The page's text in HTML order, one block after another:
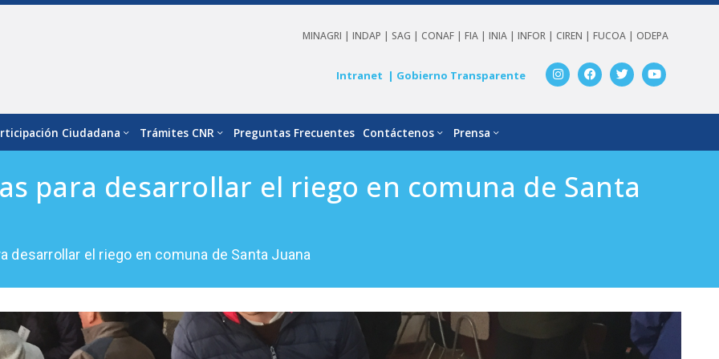
MINAGRI |INDAP | SAG | CONAF |FIA |INIA |INFOR | CIREN |FUCOA | ODEPA
Intranet | Gobierno Transparente
Ciudadana Trámites CNR Preguntas Frecuentes Contáctenos Prensa
para desarrollar el riego en comuna de Santa
desarrollar el riego en comuna de Santa Juana